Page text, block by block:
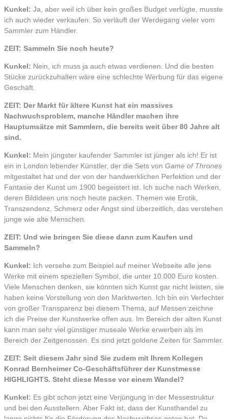
Kunkel: Ja, aber weil ich über kein großes Budget verfügte, musste
ich auch wieder verkaufen. So verläuft der Werdegang vieler vom
Sammler zum Händler.
ZEIT: Sammeln Sie noch heute?
Kunkel: Nein, ich muss ja auch etwas verdienen. Und die besten
Stücke zurückzuhalten wäre eine schlechte Werbung für das eigene
Geschäft.
ZEIT: Der Markt für ältere Kunst hat ein massives
Nachwuchsproblem, manche Händler machen ihre
Hauptumsätze mit Sammlern, die bereits weit über 80 Jahre alt
sind.
Kunkel: Mein jüngster kaufender Sammler ist jünger als ich! Er ist
ein in London lebender Künstler, der die Sets von Game of Thrones
mitgestaltet hat und der von der handwerklichen Perfektion und der
Fantasie der Kunst um 1900 begeistert ist. Ich suche nach Werken,
deren Bildideen uns noch heute packen. Themen wie Erotik,
Transzendenz, Schmerz oder Angst sind überzeitlich, das verstehen
junge wie alte Menschen.
ZEIT: Und wie bringen Sie diese dann zum Kaufen und
Sammeln?
Kunkel: Ich versehe zum Beispiel auf meiner Webseite alle jene
Werke mit einem speziellen Symbol, die unter 10.000 Euro kosten.
Viele Menschen denken, sie könnten sich Kunst gar nicht leisten, sie
haben keine Vorstellung von den Marktwerten. Ich bin ein Verfechter
von großer Transparenz bei diesem Thema, auf Messen zeichne
ich die Preise der Kunstwerke offen aus. Im Bereich der alten Kunst
kann man sehr viel günstiger museale Werke erwerben als im
Bereich der Zeitgenossen. Es sind jetzt goldene Zeiten für Sammler.
ZEIT: Seit diesem Jahr sind Sie zudem mit Ihrem Kollegen
Konrad Bernheimer Co-Geschäftsführer der Kunstmesse
HIGHLIGHTS. Steht diese Messe vor einem Wandel?
Kunkel: Es gibt schon jetzt eine Verjüngung in der Messestruktur
und bei den Ausstellern. Aber Fakt ist, dass der Kunsthandel zu